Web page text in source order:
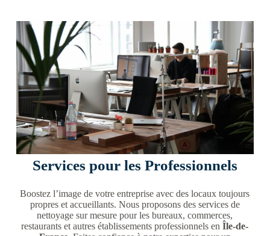
Services pour les Professionnels
Boostez l’image de votre entreprise avec des locaux toujours
propres et accueillants. Nous proposons des services de
nettoyage sur mesure pour les bureaux, commerces,
restaurants et autres établissements professionnels enÎle-de-